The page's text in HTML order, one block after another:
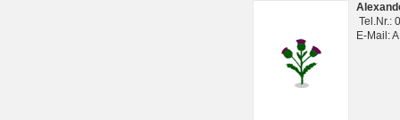
Tel.Nr.:
E-Mail: